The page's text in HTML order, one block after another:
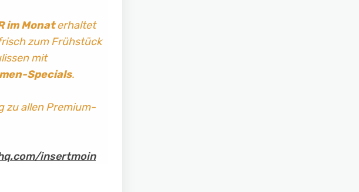
im Monaterhaltet
zum Frühstück
mit
Specials.
zu allen Premium-
insertmoin